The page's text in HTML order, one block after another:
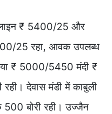
लाइन ₹ 5400/25 और
25 रहा, आवक उपलब्ध
₹ 5000/5450 मंदी ₹
देवास मंडी में काबुली
बोरी रही। उज्जैन